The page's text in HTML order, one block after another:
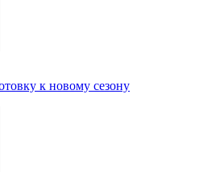
к новому сезону